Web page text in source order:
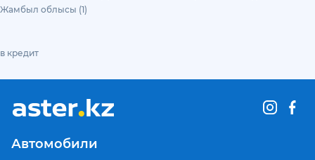
Жамбыл облысы (1)
в кредит
Автомобили